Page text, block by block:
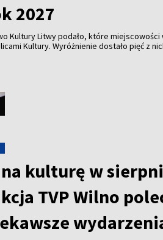
2027
Kultury Litwy podało, które miejscowości
Kultury. Wyróżnienie dostało pięć z
na kulturę w
TVP Wilno